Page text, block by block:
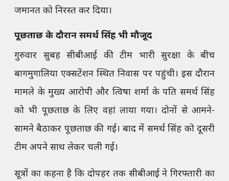
जमानत को निरस्त कर दिया।
पूछताछ के दौरान समर्थ सिंह भी मौजूद
गुरुवार सुबह सीबीआई की टीम भारी सुरक्षा के बीच
बागमुगालिया एक्सटेंशन स्थित निवास पर पहुंची। इस दौरान
मामले के मुख्य आरोपी और त्विषा शर्मा के पति समर्थ सिंह
को भी पूछताछ के लिए वहां लाया गया। दोनों से आमने-
सामने बैठाकर पूछताछ की गई। बाद में समर्थ सिंह को दूसरी
टीम अपने साथ लेकर चली गई।
सूत्रों का कहना है कि दोपहर तक सीबीआई ने गिरफ्तारी का